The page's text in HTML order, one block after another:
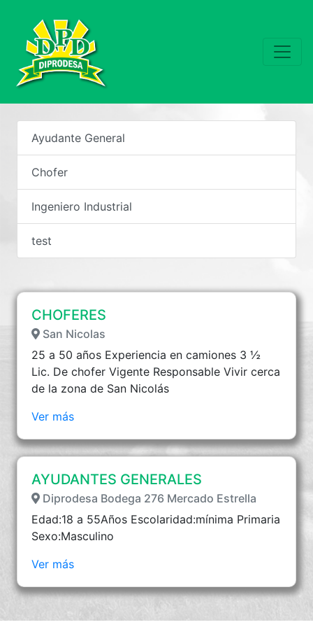
Ayudante General
Chofer
Ingeniero Industrial
test
CHOFERES
San Nicolas
25 a 50 años Experiencia en camiones 3 ½
Lic. De chofer Vigente Responsable Vivir cerca
de la zona de San Nicolás
Ver más
AYUDANTES GENERALES
Diprodesa Bodega 276 Mercado Estrella
Edad:18 a 55Años Escolaridad:mínima Primaria
Sexo:Masculino
Ver más